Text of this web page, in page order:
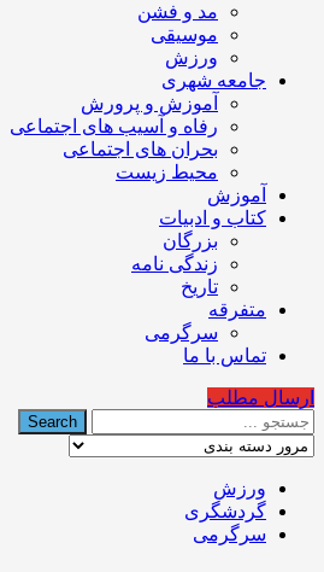
تهران
مد و فشن
موسیقی
ورزش
جامعه شهری
آموزش و پرورش
رفاه و آسیب های اجتماعی
بحران های اجتماعی
محیط زیست
آموزش
کتاب و ادبیات
بزرگان
زندگی نامه
تاریخ
متفرقه
سرگرمی
تماس با ما
ارسال مطلب
ورزش
گردشگری
سرگرمی